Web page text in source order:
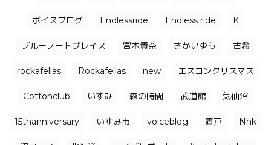
ボイスブログ Endlessride Endless ride K
ブルーノートプレイス 宮本貴奈 さかいゆう 古希
rockafellas Rockafellas new エスコンクリスマス
Cottonclub いすみ 森の時間 武道館 気仙沼
15thanniversary いすみ市 voiceblog 置戸 Nhk